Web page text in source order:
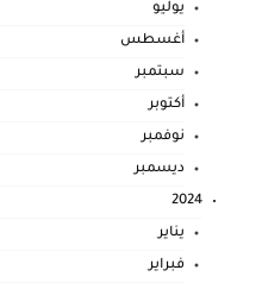
يوليو
أغسطس
سبتمبر
أكتوبر
نوفمبر
ديسمبر
2024
يناير
فبراير